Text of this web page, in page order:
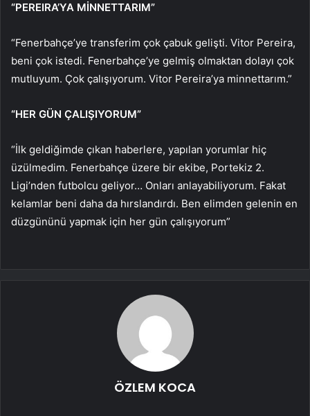
“PEREIRA’YA MİNNETTARIM”
“Fenerbahçe’ye transferim çok çabuk gelişti. Vitor Pereira,
beni çok istedi. Fenerbahçe’ye gelmiş olmaktan dolayı çok
mutluyum. Çok çalışıyorum. Vitor Pereira’ya minnettarım.”
“HER GÜN ÇALIŞIYORUM”
“İlk geldiğimde çıkan haberlere, yapılan yorumlar hiç
üzülmedim. Fenerbahçe üzere bir ekibe, Portekiz 2.
Ligi’nden futbolcu geliyor… Onları anlayabiliyorum. Fakat
kelamlar beni daha da hırslandırdı. Ben elimden gelenin en
düzgününü yapmak için her gün çalışıyorum”
ÖZLEM KOCA